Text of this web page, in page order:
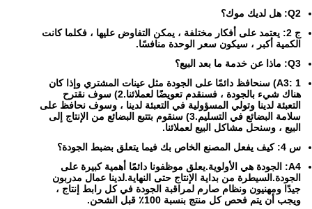
Q2: هل لديك موك؟
ج 2: يعتمد على أفكار مختلفة ، يمكن التفاوض عليها ، فكلما كانت
الكمية أكبر ، سيكون سعر الوحدة منافسًا.
Q3: ماذا عن خدمة ما بعد البيع؟
A3: 1) سنحافظ دائمًا على الجودة مثل عينات المشتري وإذا كان
هناك شيء بالجودة ، فسنقدم تعويضًا لعملائنا.2) سوف نقترح
التعبئة لدينا وتولي المسؤولية في التعبئة لدينا ، وسوف نحافظ على
سلامة البضائع في التسليم.3) سنقوم بتتبع البضائع من الإنتاج إلى
البيع ، وسنحل مشاكل البيع لعملائنا.
س 4: كيف يفعل المصنع الخاص بك فيما يتعلق بضبط الجودة؟
A4: الجودة هي الأولوية.يعلق موظفونا دائمًا أهمية كبيرة على
الجودة.السيطرة من بداية الإنتاج حتى النهاية.لدينا عمال مدربون
جيدًا ومهنيون ونظام صارم لمراقبة الجودة في كل رابط إنتاج ،
ويجب أن يتم فحص كل منتج بنسبة 100٪ قبل الشحن.